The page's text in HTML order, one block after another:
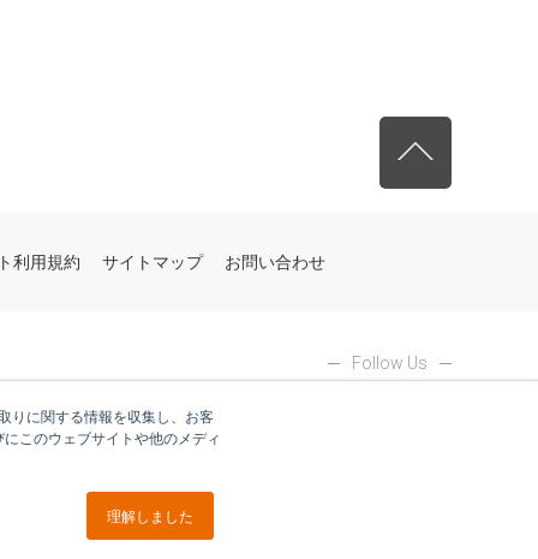
りに関する情報を収集し、お客
このウェブサイトや他のメディ
理解しました
利用規約 サイトマップ お問い合わせ
Follow Us